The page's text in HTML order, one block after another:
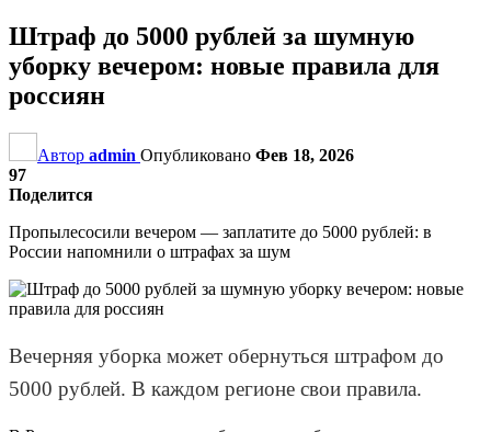
Штраф до 5000 рублей за шумную
уборку вечером: новые правила для
россиян
Автор admin Опубликовано Фев 18, 2026
97
Поделится
Пропылесосили вечером — заплатите до 5000 рублей: в
России напомнили о штрафах за шум
Вечерняя уборка может обернуться штрафом до
5000 рублей. В каждом регионе свои правила.